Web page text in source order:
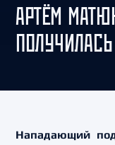
АРТЁМ
Нападающий